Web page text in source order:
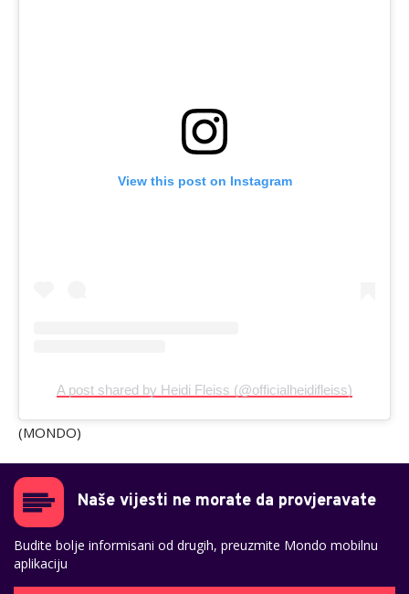
View this post on Instagram
A post shared by Heidi Fleiss (@officialheidifleiss)
(MONDO)
Naše vijesti ne morate da provjeravate
Budite bolje informisani od drugih, preuzmite Mondo mobilnu
aplikaciju